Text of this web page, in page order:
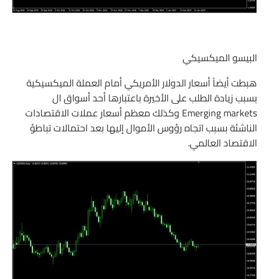
البيسو الميكسيكي
هبطت أيضاً أسعار الدولار الأمريكي أمام العملة الميكسيكية
بسبب زيادة الطلب على الأخيرة باعتبارها أحد أسواق ال
Emerging markets وكذلك معظم أسعار عملات الاقتصادات
الناشئة بسبب اتجاه رؤوس الأموال إليها بعد احتمالات تباطؤ
الاقتصاد العالمي.